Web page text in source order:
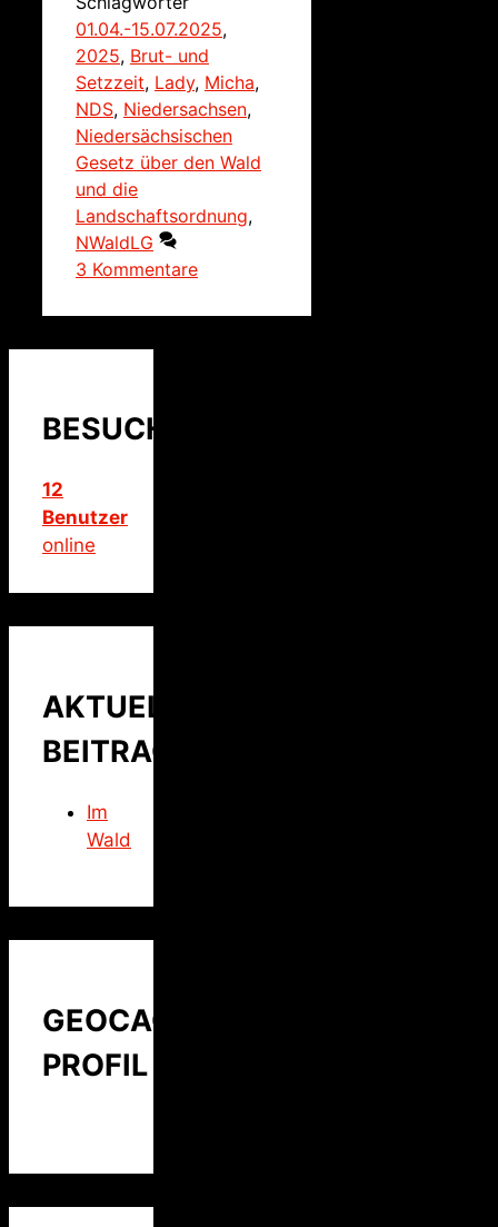
01.04.-15.07.2025,
2025, Brut- und
Setzzeit, Lady, Micha,
NDS, Niedersachsen,
Niedersächsischen
Gesetz über den Wald
und die
Landschaftsordnung,
NWaldLG
3 Kommentare
BESUCHER
12
Benutzer
online
AKTUELLER
BEITRAG
Im
Wald
GEOCACHING
PROFIL